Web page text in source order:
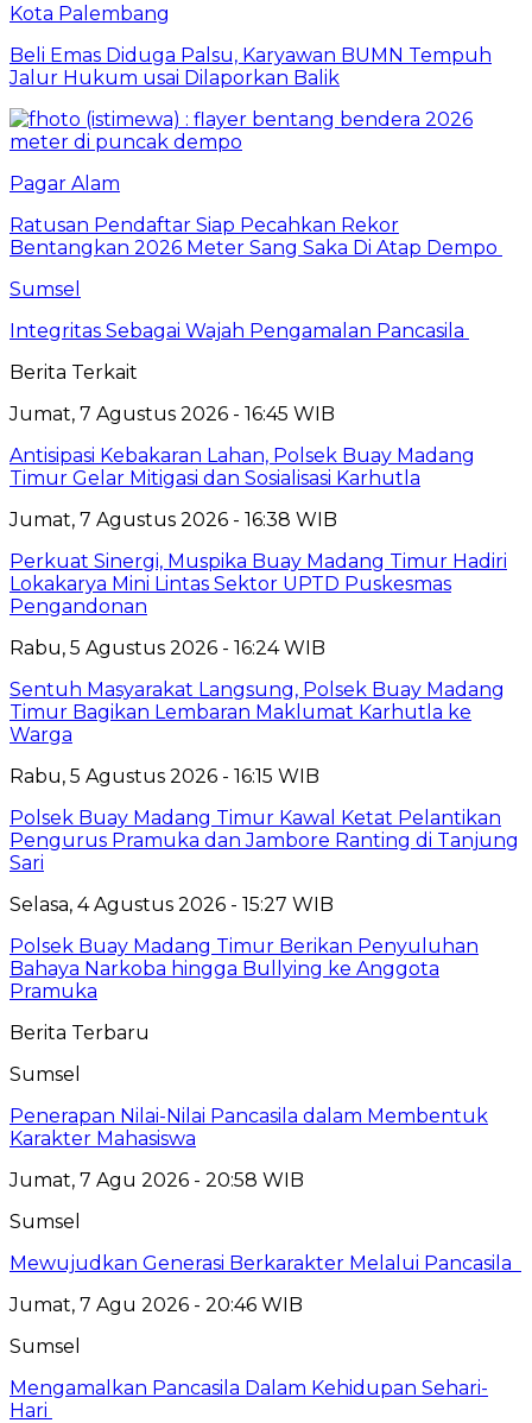
Kota Palembang
Beli Emas Diduga Palsu, Karyawan BUMN Tempuh
Jalur Hukum usai Dilaporkan Balik
Pagar Alam
Ratusan Pendaftar Siap Pecahkan Rekor
Bentangkan 2026 Meter Sang Saka Di Atap Dempo
Sumsel
Integritas Sebagai Wajah Pengamalan Pancasila
Berita Terkait
Jumat, 7 Agustus 2026 - 16:45 WIB
Antisipasi Kebakaran Lahan, Polsek Buay Madang
Timur Gelar Mitigasi dan Sosialisasi Karhutla
Jumat, 7 Agustus 2026 - 16:38 WIB
Perkuat Sinergi, Muspika Buay Madang Timur Hadiri
Lokakarya Mini Lintas Sektor UPTD Puskesmas
Pengandonan
Rabu, 5 Agustus 2026 - 16:24 WIB
Sentuh Masyarakat Langsung, Polsek Buay Madang
Timur Bagikan Lembaran Maklumat Karhutla ke
Warga
Rabu, 5 Agustus 2026 - 16:15 WIB
Polsek Buay Madang Timur Kawal Ketat Pelantikan
Pengurus Pramuka dan Jambore Ranting di Tanjung
Sari
Selasa, 4 Agustus 2026 - 15:27 WIB
Polsek Buay Madang Timur Berikan Penyuluhan
Bahaya Narkoba hingga Bullying ke Anggota
Pramuka
Berita Terbaru
Sumsel
Penerapan Nilai-Nilai Pancasila dalam Membentuk
Karakter Mahasiswa
Jumat, 7 Agu 2026 - 20:58 WIB
Sumsel
Mewujudkan Generasi Berkarakter Melalui Pancasila
Jumat, 7 Agu 2026 - 20:46 WIB
Sumsel
Mengamalkan Pancasila Dalam Kehidupan Sehari-
Hari